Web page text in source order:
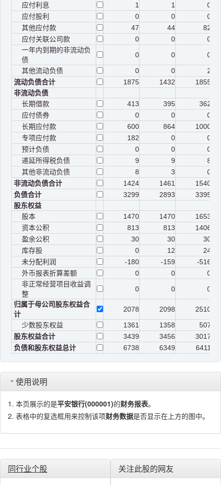
应付利息
1 1
0
应付股利
0 0
0
其他应付款
47 44
82
应付关联公司款
0 0
0
一年内到期的非流动负
债
0 0
0
其他流动负债
0 0
2
流动负债合计
1875 1432
1855
非流动负债
长期借款
413 395
362
应付债券
0 0
0
长期应付款
600 864
1000
专项应付款
182 0
0
预计负债
0 0
0
递延所得税负债
9 9
8
其他非流动负债
8 3
0
非流动负债合计
1424 1461
1540
负债合计
3299 2893
3395
股东权益
股本
1470 1470
1653
资本公积
813 813
1406
盈余公积
30 30
30
库存股
0 12
24
未分配利润
-180 -159
-516
外币报表折算差额
0 0
0
非正常经营项目收益调
整
0 0
0
归属于母公司股东权益合
计
2078 2098
2510
少数股东权益
1361 1358
507
股东权益合计
3439 3456
3017
负债和股东权益总计
6738 6349 6411
使用说明
本页展示的是平安银行(000001)的财务报表。
表格中的复选框用来控制该项财务数据是否显示在上方的图中。
同行业个股 关注此股的网友